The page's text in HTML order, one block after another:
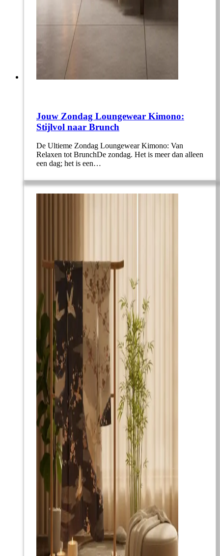
Jouw Zondag Loungewear Kimono:
Stijlvol naar Brunch
De Ultieme Zondag Loungewear Kimono: Van
Relaxen tot BrunchDe zondag. Het is meer dan alleen
een dag; het is een…